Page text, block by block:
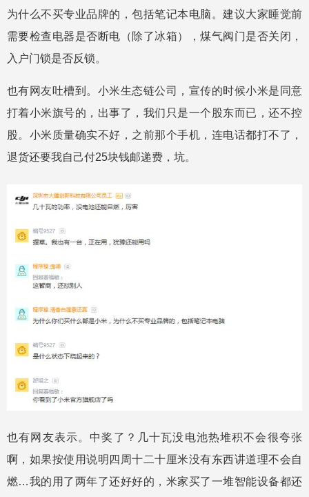
为什么不买专业品牌的，包括笔记本电脑。建议大家睡觉前
需要检查电器是否断电（除了冰箱），煤气阀门是否关闭，
入户门锁是否反锁。
也有网友吐槽到。小米生态链公司，宣传的时候小米是同意
打着小米旗号的，出事了，我们只是一个股东而已，还不控
股。小米质量确实不好，之前那个手机，连电话都打不了，
退货还要我自己付25块钱邮递费，坑。
也有网友表示。中奖了？几十瓦没电池热堆积不会很夸张
啊，如果按使用说明四周十二十厘米没有东西讲道理不会自
燃…我的用了两年了还好好的，米家买了一堆智能设备都还